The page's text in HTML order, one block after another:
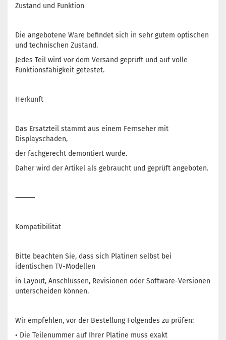
Zustand und Funktion
Die angebotene Ware befindet sich in sehr gutem optischen
und technischen Zustand.
Jedes Teil wird vor dem Versand geprüft und auf volle
Funktionsfähigkeit getestet.
Herkunft
Das Ersatzteil stammt aus einem Fernseher mit
Displayschaden,
der fachgerecht demontiert wurde.
Daher wird der Artikel als gebraucht und geprüft angeboten.
⸻
Kompatibilität
Bitte beachten Sie, dass sich Platinen selbst bei
identischen TV-Modellen
in Layout, Anschlüssen, Revisionen oder Software-Versionen
unterscheiden können.
Wir empfehlen, vor der Bestellung Folgendes zu prüfen:
• Die Teilenummer auf Ihrer Platine muss exakt